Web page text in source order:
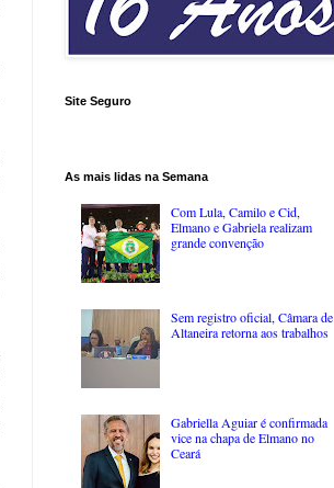
Site Seguro
As mais lidas na Semana
Com Lula, Camilo e Cid,
Elmano e Gabriela realizam
grande convenção
Sem registro oficial, Câmara de
Altaneira retorna aos trabalhos
Gabriella Aguiar é confirmada
vice na chapa de Elmano no
Ceará